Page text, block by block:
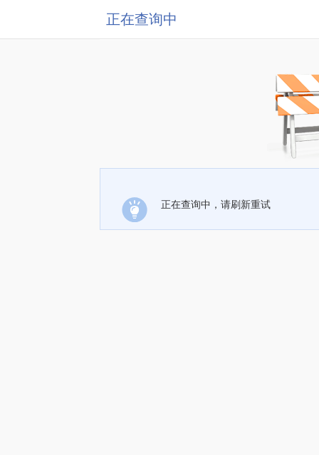
正在查询中
正在查询中，请刷新重试